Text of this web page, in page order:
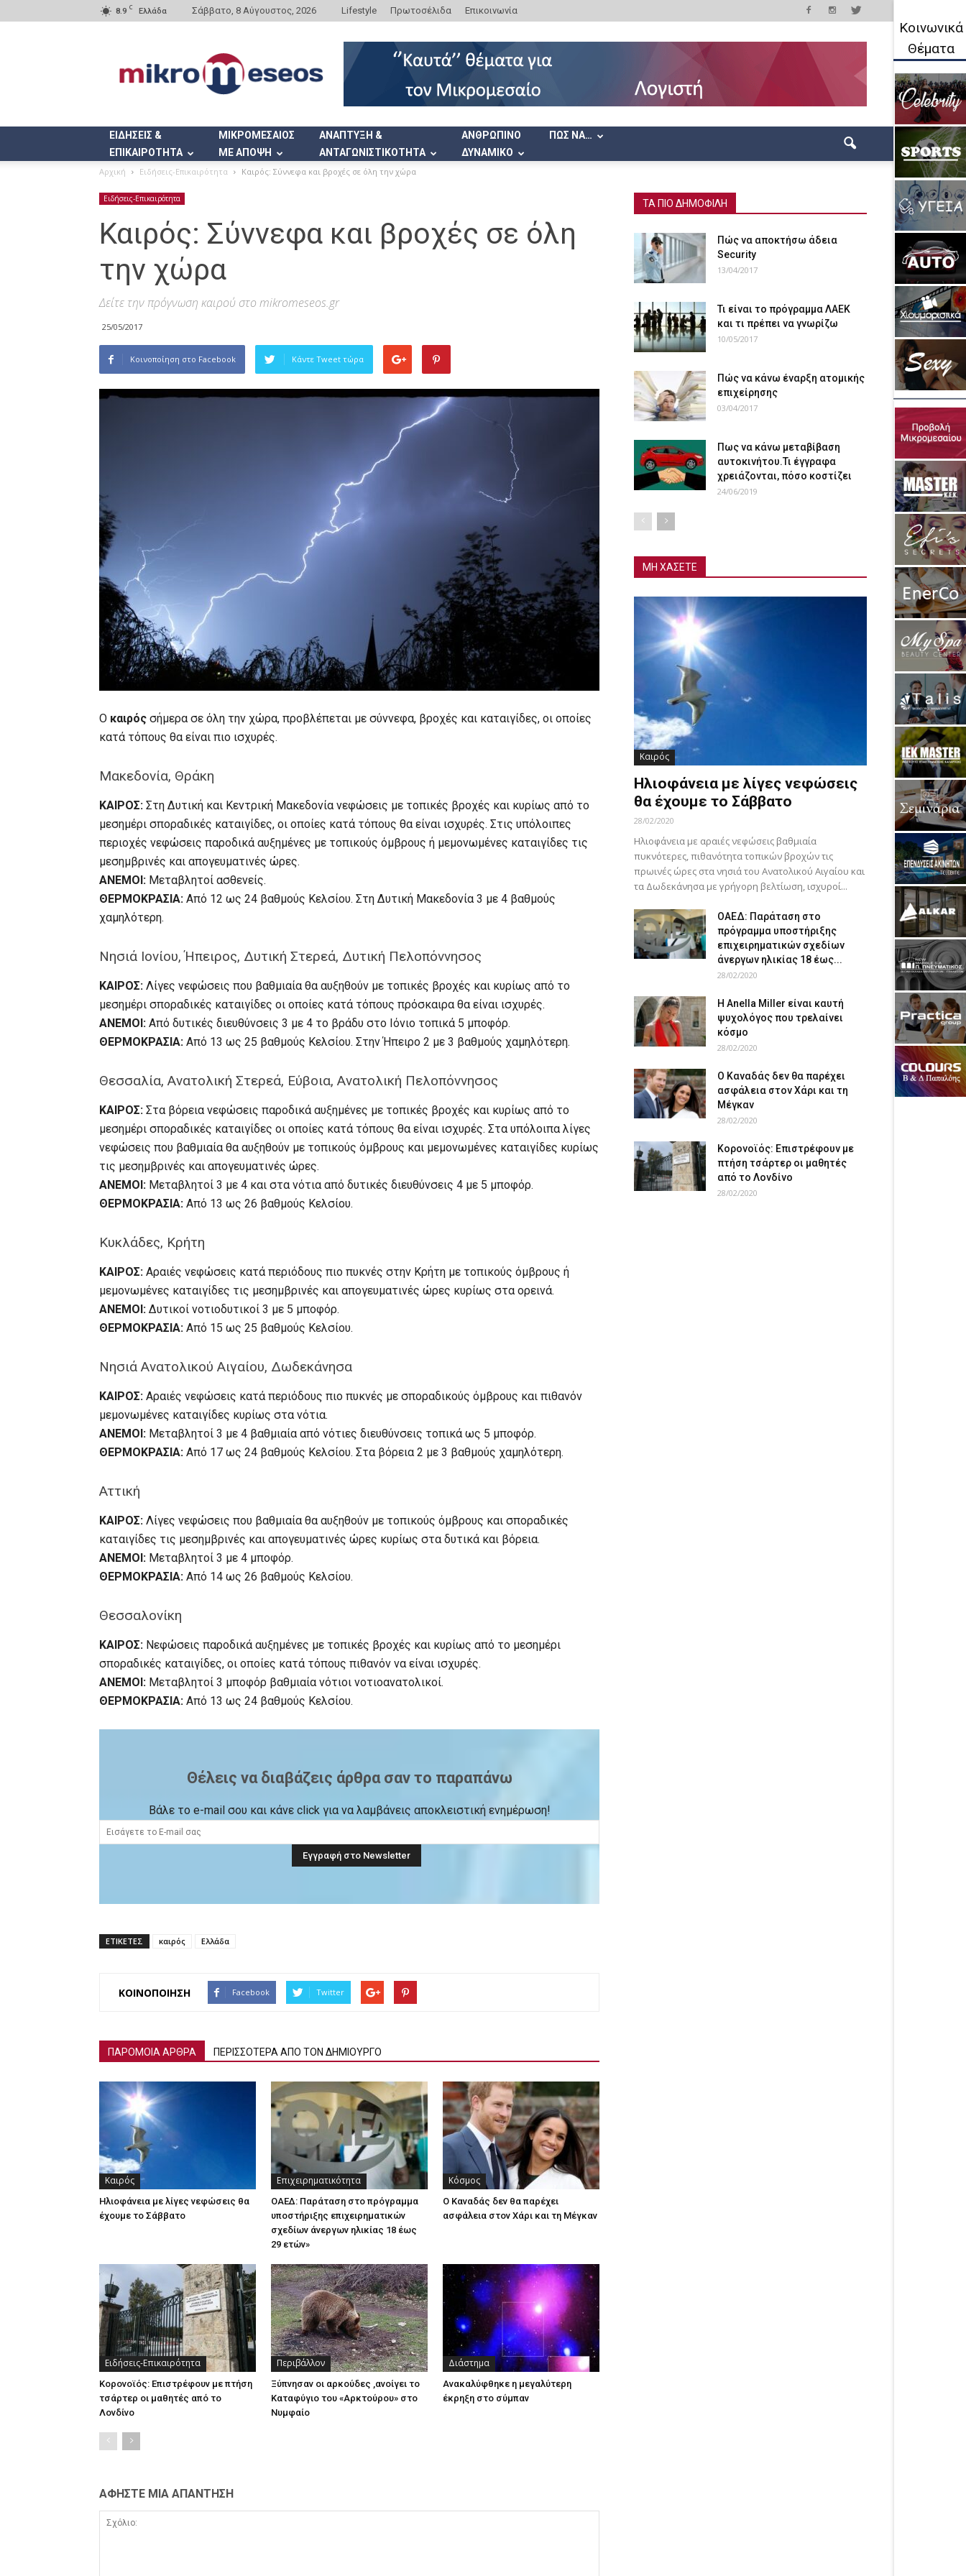
8.9 C Ελλάδα Σάββατο, 8 Αύγουστος, 2026 Lifestyle Πρωτοσέλιδα Επικοινωνία
ΕΙΔΗΣΕΙΣ &
ΕΠΙΚΑΙΡΟΤΗΤΑ
ΜΙΚΡΟΜΕΣΑΙΟΣ
ΜΕ ΑΠΟΨΗ
ΑΝΑΠΤΥΞΗ &
ΑΝΤΑΓΩΝΙΣΤΙΚΟΤΗΤΑ
ΑΝΘΡΩΠΙΝΟ
ΔΥΝΑΜΙΚΟ
ΠΩΣ ΝΑ…
Αρχική Ειδήσεις-Επικαιρότητα Καιρός: Σύννεφα και βροχές σε όλη την χώρα
Ειδήσεις-Επικαιρότητα
Καιρός: Σύννεφα και βροχές σε όλη
την χώρα
Δείτε την πρόγνωση καιρού στο mikromeseos.gr
25/05/2017
Κοινοποίηση στο Facebook Κάντε Tweet τώρα
Ο καιρός σήμερα σε όλη την χώρα, προβλέπεται με σύννεφα, βροχές και καταιγίδες, οι οποίες
κατά τόπους θα είναι πιο ισχυρές.
Μακεδονία, Θράκη
ΚΑΙΡΟΣ: Στη Δυτική και Κεντρική Μακεδονία νεφώσεις με τοπικές βροχές και κυρίως από το
μεσημέρι σποραδικές καταιγίδες, οι οποίες κατά τόπους θα είναι ισχυρές. Στις υπόλοιπες
περιοχές νεφώσεις παροδικά αυξημένες με τοπικούς όμβρους ή μεμονωμένες καταιγίδες τις
μεσημβρινές και απογευματινές ώρες.
ΑΝΕΜΟΙ: Μεταβλητοί ασθενείς.
ΘΕΡΜΟΚΡΑΣΙΑ: Από 12 ως 24 βαθμούς Κελσίου. Στη Δυτική Μακεδονία 3 με 4 βαθμούς
χαμηλότερη.
Νησιά Ιονίου, Ήπειρος, Δυτική Στερεά, Δυτική Πελοπόννησος
ΚΑΙΡΟΣ: Λίγες νεφώσεις που βαθμιαία θα αυξηθούν με τοπικές βροχές και κυρίως από το
μεσημέρι σποραδικές καταιγίδες οι οποίες κατά τόπους πρόσκαιρα θα είναι ισχυρές.
ΑΝΕΜΟΙ: Από δυτικές διευθύνσεις 3 με 4 το βράδυ στο Ιόνιο τοπικά 5 μποφόρ.
ΘΕΡΜΟΚΡΑΣΙΑ: Από 13 ως 25 βαθμούς Κελσίου. Στην Ήπειρο 2 με 3 βαθμούς χαμηλότερη.
Θεσσαλία, Ανατολική Στερεά, Εύβοια, Ανατολική Πελοπόννησος
ΚΑΙΡΟΣ: Στα βόρεια νεφώσεις παροδικά αυξημένες με τοπικές βροχές και κυρίως από το
μεσημέρι σποραδικές καταιγίδες οι οποίες κατά τόπους θα είναι ισχυρές. Στα υπόλοιπα λίγες
νεφώσεις που βαθμιαία θα αυξηθούν με τοπικούς όμβρους και μεμονωμένες καταιγίδες κυρίως
τις μεσημβρινές και απογευματινές ώρες.
ΑΝΕΜΟΙ: Μεταβλητοί 3 με 4 και στα νότια από δυτικές διευθύνσεις 4 με 5 μποφόρ.
ΘΕΡΜΟΚΡΑΣΙΑ: Από 13 ως 26 βαθμούς Κελσίου.
Κυκλάδες, Κρήτη
ΚΑΙΡΟΣ: Αραιές νεφώσεις κατά περιόδους πιο πυκνές στην Κρήτη με τοπικούς όμβρους ή
μεμονωμένες καταιγίδες τις μεσημβρινές και απογευματινές ώρες κυρίως στα ορεινά.
ΑΝΕΜΟΙ: Δυτικοί νοτιοδυτικοί 3 με 5 μποφόρ.
ΘΕΡΜΟΚΡΑΣΙΑ: Από 15 ως 25 βαθμούς Κελσίου.
Νησιά Ανατολικού Αιγαίου, Δωδεκάνησα
ΚΑΙΡΟΣ: Αραιές νεφώσεις κατά περιόδους πιο πυκνές με σποραδικούς όμβρους και πιθανόν
μεμονωμένες καταιγίδες κυρίως στα νότια.
ΑΝΕΜΟΙ: Μεταβλητοί 3 με 4 βαθμιαία από νότιες διευθύνσεις τοπικά ως 5 μποφόρ.
ΘΕΡΜΟΚΡΑΣΙΑ: Από 17 ως 24 βαθμούς Κελσίου. Στα βόρεια 2 με 3 βαθμούς χαμηλότερη.
Αττική
ΚΑΙΡΟΣ: Λίγες νεφώσεις που βαθμιαία θα αυξηθούν με τοπικούς όμβρους και σποραδικές
καταιγίδες τις μεσημβρινές και απογευματινές ώρες κυρίως στα δυτικά και βόρεια.
ΑΝΕΜΟΙ: Μεταβλητοί 3 με 4 μποφόρ.
ΘΕΡΜΟΚΡΑΣΙΑ: Από 14 ως 26 βαθμούς Κελσίου.
Θεσσαλονίκη
ΚΑΙΡΟΣ: Νεφώσεις παροδικά αυξημένες με τοπικές βροχές και κυρίως από το μεσημέρι
σποραδικές καταιγίδες, οι οποίες κατά τόπους πιθανόν να είναι ισχυρές.
ΑΝΕΜΟΙ: Μεταβλητοί 3 μποφόρ βαθμιαία νότιοι νοτιοανατολικοί.
ΘΕΡΜΟΚΡΑΣΙΑ: Από 13 ως 24 βαθμούς Κελσίου.
Θέλεις να διαβάζεις άρθρα σαν το παραπάνω
Βάλε το e-mail σου και κάνε click για να λαμβάνεις αποκλειστική ενημέρωση!
ΕΤΙΚΕΤΕΣ καιρός Ελλάδα
ΚΟΙΝΟΠΟΙΗΣΗ Facebook Twitter
ΠΑΡΟΜΟΙΑ ΑΡΘΡΑ ΠΕΡΙΣΣΟΤΕΡΑ ΑΠΟ ΤΟΝ ΔΗΜΙΟΥΡΓΟ
Καιρός
Ηλιοφάνεια με λίγες νεφώσεις θα
έχουμε το Σάββατο
Επιχειρηματικότητα
ΟΑΕΔ: Παράταση στο πρόγραμμα
υποστήριξης επιχειρηματικών
σχεδίων άνεργων ηλικίας 18 έως
29 ετών»
Κόσμος
Ο Καναδάς δεν θα παρέχει
ασφάλεια στον Χάρι και τη Μέγκαν
Ειδήσεις-Επικαιρότητα
Κορονοϊός: Επιστρέφουν με πτήση
τσάρτερ οι μαθητές από το
Λονδίνο
Περιβάλλον
Ξύπνησαν οι αρκούδες ,ανοίγει το
Καταφύγιο του «Αρκτούρου» στο
Νυμφαίο
Διάστημα
Ανακαλύφθηκε η μεγαλύτερη
έκρηξη στο σύμπαν
ΑΦΗΣΤΕ ΜΙΑ ΑΠΑΝΤΗΣΗ
ΤΑ ΠΙΟ ΔΗΜΟΦΙΛΗ
Πώς να αποκτήσω άδεια
Security
13/04/2017
Τι είναι το πρόγραμμα ΛΑΕΚ
και τι πρέπει να γνωρίζω
10/05/2017
Πώς να κάνω έναρξη ατομικής
επιχείρησης
03/04/2017
Πως να κάνω μεταβίβαση
αυτοκινήτου.Τι έγγραφα
χρειάζονται, πόσο κοστίζει
24/06/2019
ΜΗ ΧΑΣΕΤΕ
Καιρός
Ηλιοφάνεια με λίγες νεφώσεις
θα έχουμε το Σάββατο
28/02/2020
Ηλιοφάνεια με αραιές νεφώσεις βαθμιαία
πυκνότερες, πιθανότητα τοπικών βροχών τις
πρωινές ώρες στα νησιά του Ανατολικού Αιγαίου και
τα Δωδεκάνησα με γρήγορη βελτίωση, ισχυροί...
ΟΑΕΔ: Παράταση στο
πρόγραμμα υποστήριξης
επιχειρηματικών σχεδίων
άνεργων ηλικίας 18 έως...
28/02/2020
Η Anella Miller είναι καυτή
ψυχολόγος που τρελαίνει
κόσμο
28/02/2020
Ο Καναδάς δεν θα παρέχει
ασφάλεια στον Χάρι και τη
Μέγκαν
28/02/2020
Κορονοϊός: Επιστρέφουν με
πτήση τσάρτερ οι μαθητές
από το Λονδίνο
28/02/2020
Κοινωνικά
Θέματα